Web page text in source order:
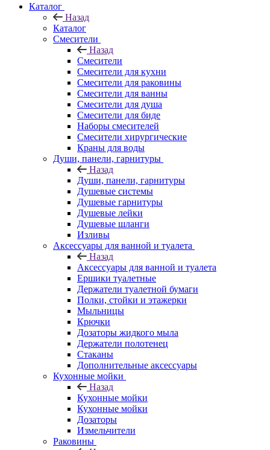
Каталог
Назад
Каталог
Смесители
Назад
Смесители
Смесители для кухни
Смесители для раковины
Смесители для ванны
Смесители для душа
Смесители для биде
Наборы смесителей
Смесители хирургические
Краны для воды
Души, панели, гарнитуры
Назад
Души, панели, гарнитуры
Душевые системы
Душевые гарнитуры
Душевые лейки
Душевые шланги
Изливы
Аксессуары для ванной и туалета
Назад
Аксессуары для ванной и туалета
Ершики туалетные
Держатели туалетной бумаги
Полки, стойки и этажерки
Мыльницы
Крючки
Дозаторы жидкого мыла
Держатели полотенец
Стаканы
Дополнительные аксессуары
Кухонные мойки
Назад
Кухонные мойки
Кухонные мойки
Дозаторы
Измельчители
Раковины